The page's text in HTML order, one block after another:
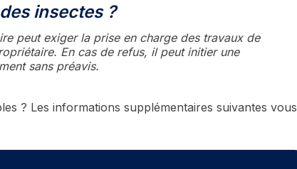
insectes ?
peut exiger la prise en charge des travaux de
En cas de refus, il peut initier une
sans préavis.
? Les informations supplémentaires suivantes vous